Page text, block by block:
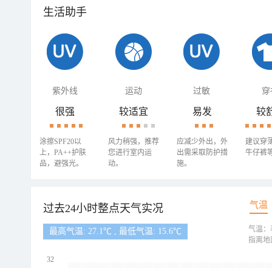
生活助手
紫外线 运动 过敏 穿
很强
涂擦SPF20以
上，PA++护肤
品，避强光。
较适宜
风力稍强，推荐
您进行室内运
动。
易发
应减少外出，外
出需采取防护措
施。
较
建议穿
牛仔裤
过去24小时整点天气实况 气温
最高气温: 27.1℃ , 最低气温: 15.6℃
32
气温：
指离地